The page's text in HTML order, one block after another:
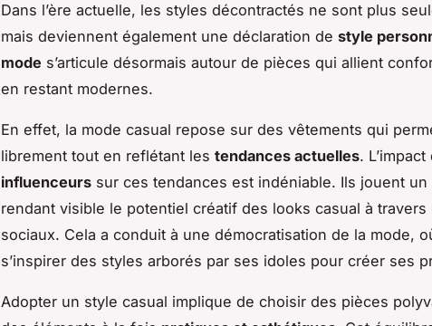
Dans l’ère actuelle, les styles décontractés ne sont plus
mais deviennent également une déclaration de style
mode s’articule désormais autour de pièces qui allient
en restant modernes.
En effet, la mode casual repose sur des vêtements qui
librement tout en reflétant les tendances actuelles. L’impact
influenceurs sur ces tendances est indéniable. Ils jouent
rendant visible le potentiel créatif des looks casual à travers
sociaux. Cela a conduit à une démocratisation de la mode,
s’inspirer des styles arborés par ses idoles pour créer ses
Adopter un style casual implique de choisir des pièces